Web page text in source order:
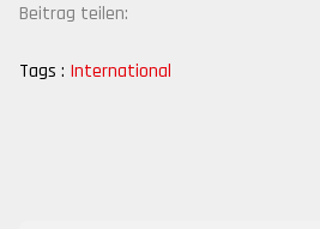
Beitrag teilen:
Tags : International